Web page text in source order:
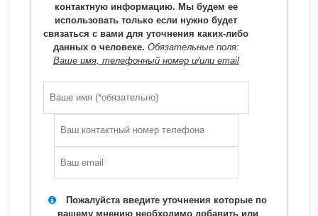
контактную информацию. Мы будем ее
использовать только если нужно будет
связаться с вами для уточнения каких-либо
данных о человеке. Обязательные поля:
Ваше имя, телефонный номер и/или email
Пожалуйста введите уточнения которые по
вашему мнению необходимо добавить или